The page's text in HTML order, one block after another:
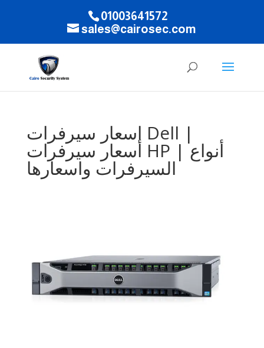
01003641572
sales@cairosec.com
اسعار سيرفرات Dell |
أسعار سيرفرات HP | أنواع
السيرفرات واسعارها